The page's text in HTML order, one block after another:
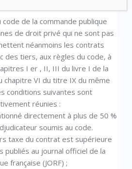
code de la commande publique
de droit privé qui ne sont pas
néanmoins les contrats
des tiers, aux règles du code, à
I er , II, III du livre I de la
chapitre VI du titre IX du même
conditions suivantes sont
réunies :
directement à plus de 50 %
soumis au code.
taxe du contrat est supérieure
publiés au journal officiel de la
française (JORF) ;